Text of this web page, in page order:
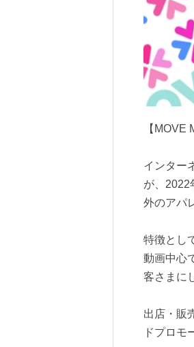
【MOVE
インター
が、2022
外のアパ
特徴とし
動画中心
客さまに
出店・販
ドプロモ